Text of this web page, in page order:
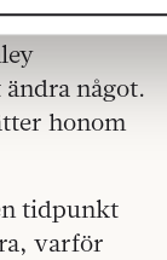
kan
något.
honom
tidpunkt
varför